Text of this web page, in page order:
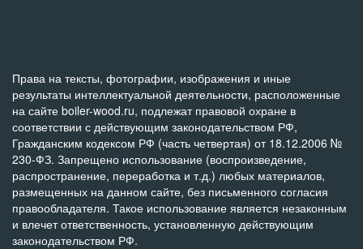
Права на тексты, фотографии, изображения и иные
результаты интеллектуальной деятельности, расположенные
на сайте boiler-wood.ru, подлежат правовой охране в
соответствии с действующим законодательством РФ,
Гражданским кодексом РФ (часть четвертая) от 18.12.2006 №
230-ФЗ. Запрещено использование (воспроизведение,
распространение, переработка и т.д.) любых материалов,
размещенных на данном сайте, без письменного согласия
правообладателя. Такое использование является незаконным
и влечет ответственность, установленную действующим
законодательством РФ.